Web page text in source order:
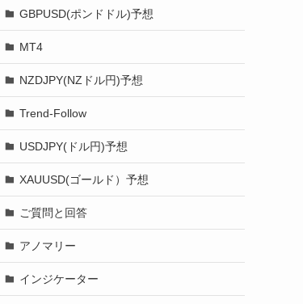
GBPUSD(ポンドドル)予想
MT4
NZDJPY(NZドル円)予想
Trend-Follow
USDJPY(ドル円)予想
XAUUSD(ゴールド）予想
ご質問と回答
アノマリー
インジケーター